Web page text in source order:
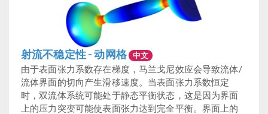
射流不稳定性 - 动网格 中文
由于表面张力系数存在梯度，马兰戈尼效应会导致流体/
流体界面的切向产生滑移速度。当表面张力系数恒定
时，双流体系统可能处于静态平衡状态，这是因为界面
上的压力突变可能使表面张力达到完全平衡。界面上的